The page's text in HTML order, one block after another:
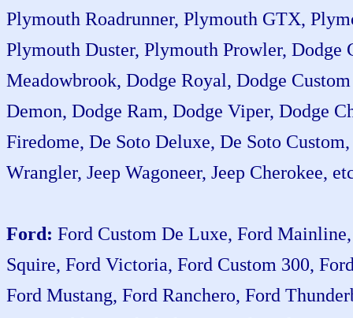
Plymouth Roadrunner, Plymouth GTX,
Plymouth Duster, Plymouth Prowler, Dodge
Meadowbrook, Dodge Royal, Dodge
Demon, Dodge Ram, Dodge Viper, Dodge
Firedome, De Soto Deluxe, De Soto
Wrangler, Jeep Wagoneer, Jeep Cherokee,
Ford: Ford Custom De Luxe, Ford
Squire, Ford Victoria, Ford Custom 300,
Ford Mustang, Ford Ranchero, Ford